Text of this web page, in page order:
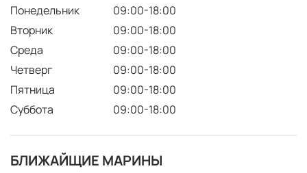
Понедельник
09:00-18:00
Вторник
09:00-18:00
Среда
09:00-18:00
Четверг
09:00-18:00
Пятница
09:00-18:00
Суббота
09:00-18:00
БЛИЖАЙЩИЕ МАРИНЫ